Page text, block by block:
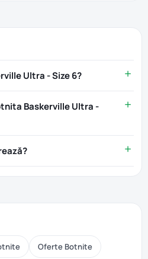
Ultra - Size 6?
Baskerville Ultra -
Oferte Botnite